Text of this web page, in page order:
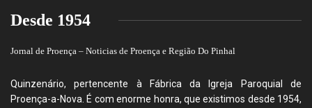
Desde 1954
Jornal de Proença – Noticias de Proença e Região Do Pinhal
Quinzenário, pertencente à Fábrica da Igreja Paroquial de
Proença-a-Nova. É com enorme honra, que existimos desde 1954,